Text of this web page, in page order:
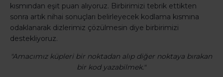
kısmından eşit puan alıyoruz. Birbirimizi tebrik ettikten
sonra artık nihai sonuçları belirleyecek kodlama kısmına
odaklanarak dizlerimiz çözülmesin diye birbirimizi
destekliyoruz.
"Amacımız küpleri bir noktadan alıp diğer noktaya bırakan
bir kod yazabilmek."